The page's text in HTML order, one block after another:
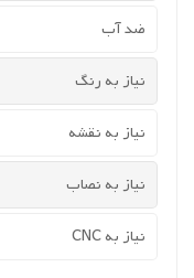
ضد آب
نیاز به رنگ
نیاز به نقشه
نیاز به نصاب
نیاز به CNC